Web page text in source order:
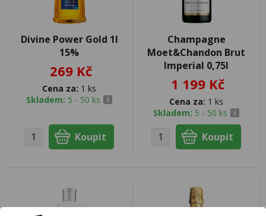
Divine Power Gold 1l
15%
269 Kč
Cena za: 1 ks
Skladem: 5 - 50 ks
Champagne
Moet&Chandon Brut
Imperial 0,75l
1 199 Kč
Cena za: 1 ks
Skladem: 5 - 50 ks